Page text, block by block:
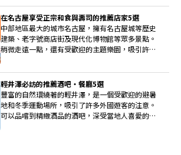
頓美味餐點自然是必備行程。因此，這次我們將為
您介紹幾家在富士急樂園痛快遊玩之餘，非常推薦
順道造訪的周邊餐廳。
在名古屋享受正宗和食與壽司的推薦店家5選
中部地區最大的城市名古屋，擁有名古屋城等歷史
建築、老字號商店街及現代化博物館等眾多景點。
稍微走遠一點，還有受歡迎的主題樂園，吸引許多
鮮呢？推薦壽司和和食餐廳給您。
輕井澤必訪的推薦酒吧・餐廳5選
豐富的自然環繞著的輕井澤，是一個受歡迎的避暑
地和冬季運動場所，吸引了許多外國遊客的注意。
可以品嚐到精緻酒品的酒吧，深受當地人喜愛的老